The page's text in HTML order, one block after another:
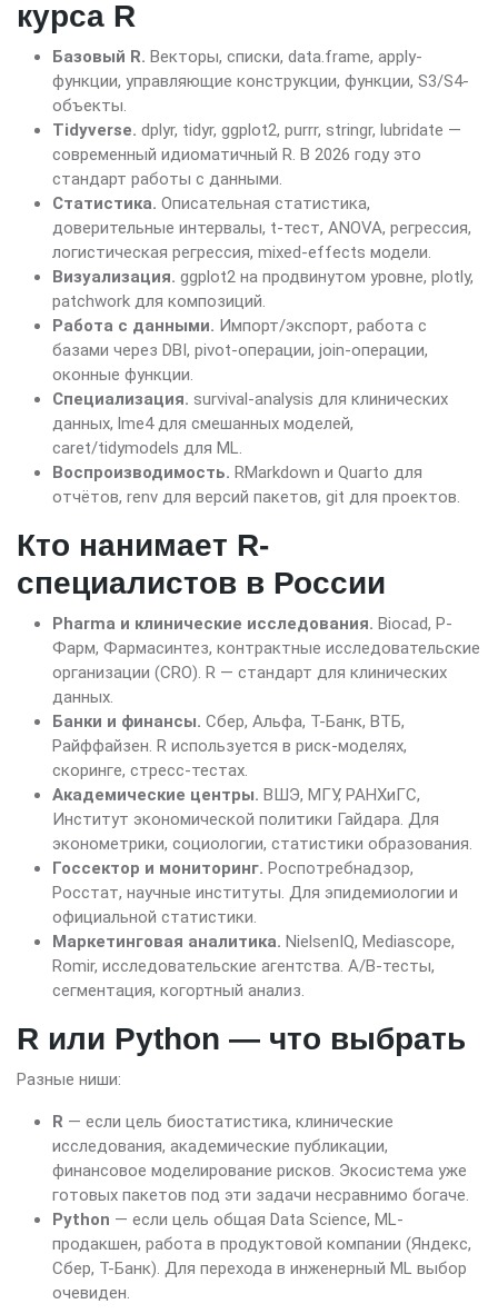
курса R
Базовый R. Векторы, списки, data.frame, apply-
функции, управляющие конструкции, функции, S3/S4-
объекты.
Tidyverse. dplyr, tidyr, ggplot2, purrr, stringr, lubridate —
современный идиоматичный R. В 2026 году это
стандарт работы с данными.
Статистика. Описательная статистика,
доверительные интервалы, t-тест, ANOVA, регрессия,
логистическая регрессия, mixed-effects модели.
Визуализация. ggplot2 на продвинутом уровне, plotly,
patchwork для композиций.
Работа с данными. Импорт/экспорт, работа с
базами через DBI, pivot-операции, join-операции,
оконные функции.
Специализация. survival-analysis для клинических
данных, lme4 для смешанных моделей,
caret/tidymodels для ML.
Воспроизводимость. RMarkdown и Quarto для
отчётов, renv для версий пакетов, git для проектов.
Кто нанимает R-
специалистов в России
Pharma и клинические исследования. Biocad, Р-
Фарм, Фармасинтез, контрактные исследовательские
организации (CRO). R — стандарт для клинических
данных.
Банки и финансы. Сбер, Альфа, Т-Банк, ВТБ,
Райффайзен. R используется в риск-моделях,
скоринге, стресс-тестах.
Академические центры. ВШЭ, МГУ, РАНХиГС,
Институт экономической политики Гайдара. Для
эконометрики, социологии, статистики образования.
Госсектор и мониторинг. Роспотребнадзор,
Росстат, научные институты. Для эпидемиологии и
официальной статистики.
Маркетинговая аналитика. NielsenIQ, Mediascope,
Romir, исследовательские агентства. A/B-тесты,
сегментация, когортный анализ.
R или Python — что выбрать
Разные ниши:
R — если цель биостатистика, клинические
исследования, академические публикации,
финансовое моделирование рисков. Экосистема уже
готовых пакетов под эти задачи несравнимо богаче.
Python — если цель общая Data Science, ML-
продакшен, работа в продуктовой компании (Яндекс,
Сбер, Т-Банк). Для перехода в инженерный ML выбор
очевиден.